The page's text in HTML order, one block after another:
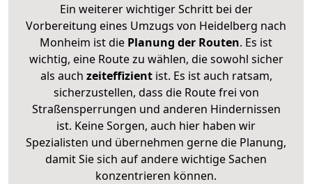
Ein weiterer wichtiger Schritt bei der
Vorbereitung eines Umzugs von Heidelberg nach
Monheim ist die Planung der Routen. Es ist
wichtig, eine Route zu wählen, die sowohl sicher
als auch zeiteffizientist. Es ist auch ratsam,
sicherzustellen, dass die Route frei von
Straßensperrungen und anderen Hindernissen
ist. Keine Sorgen, auch hier haben wir
Spezialisten und übernehmen gerne die Planung,
damit Sie sich auf andere wichtige Sachen
konzentrieren können.